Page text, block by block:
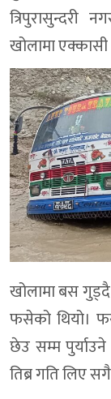
त्रिपुरासुन्दरी
खोलामा
खोलामा बस गुड्दै
फसेको थियो।
छेउ सम्म
तिब्र गति लिए